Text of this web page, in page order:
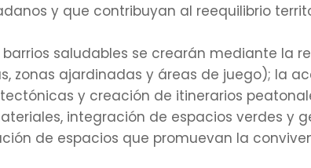
y que contribuyan al reequilibrio
barrios saludables se crearán mediante la
zonas ajardinadas y áreas de juego); la
y creación de itinerarios
integración de espacios verdes y
de espacios que promuevan la